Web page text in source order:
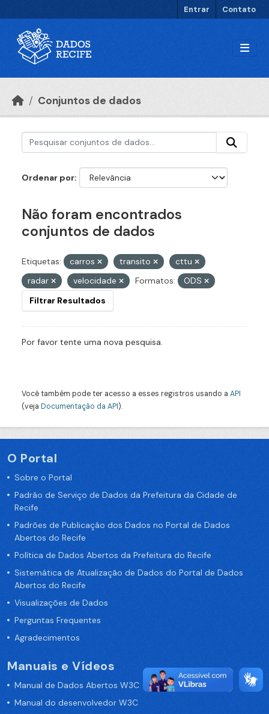
Entrar Contato
Conjuntos de dados
Ordenar por
Não foram encontrados
conjuntos de dados
Etiquetas: carros transito
cttu
radar
velocidade Formatos:
ODS
Filtrar Resultados
Por favor tente uma nova pesquisa.
Você também pode ter acesso a esses registros usando a API
(veja Documentação da API).
O Portal
Sobre o Portal
Padrão de Serviço de Dados da Prefeitura da Cidade de
Recife
Padrões de Publicação dos Dados no Portal de Dados
Abertos do Recife
Política de Dados Abertos da Prefeitura do Recife
Sistemática de Atualização de Dados do Portal de Dados
Abertos do Recife
Visualizações de Dados
Perguntas Frequentes
Agradecimentos
Manuais e Vídeos
Manual de Dados Abertos W3C
Manual do desenvolvedor W3C